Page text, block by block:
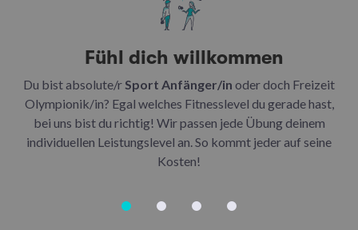
Fühl dich willkommen
Du bist absolute/r Sport Anfänger/in oder doch Freizeit
Olympionik/in? Egal welches Fitnesslevel du gerade hast,
bei uns bist du richtig! Wir passen jede Übung deinem
individuellen Leistungslevel an. So kommt jeder auf seine
Kosten!